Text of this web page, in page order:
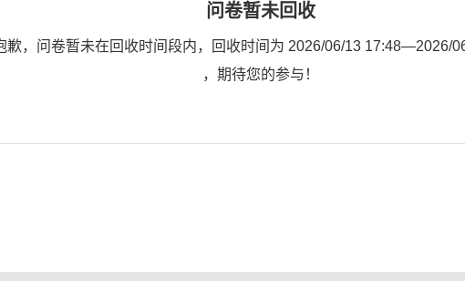
问卷暂未回收
歉，问卷暂未在回收时间段内，回收时间为 2026/06/13 17:48—2026/
，期待您的参与！